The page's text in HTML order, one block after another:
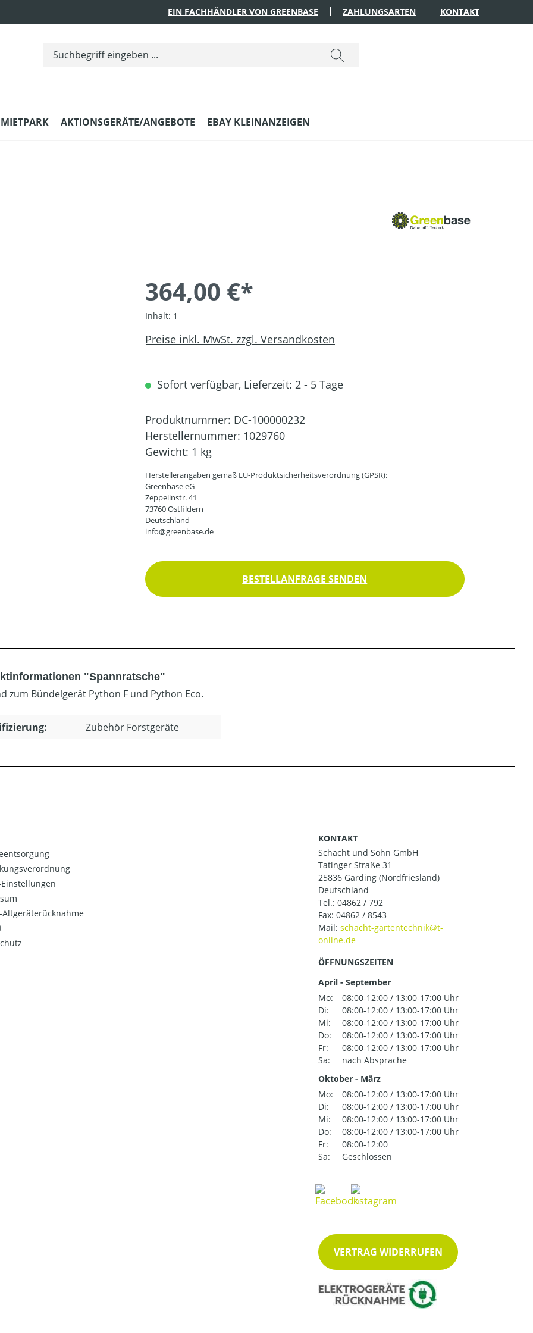
EIN FACHHÄNDLER VON GREENBASE ZAHLUNGSARTEN KONTAKT
MIETPARK AKTIONSGERÄTE/ANGEBOTE EBAY KLEINANZEIGEN
364,00 €*
Inhalt: 1
Preise inkl. MwSt. zzgl. Versandkosten
Sofort verfügbar, Lieferzeit: 2 - 5 Tage
Produktnummer: DC-100000232
Herstellernummer: 1029760
Gewicht: 1 kg
Herstellerangaben gemäß EU-Produktsicherheitsverordnung (GPSR):
Greenbase eG
Zeppelinstr. 41
73760 Ostfildern
Deutschland
info@greenbase.de
BESTELLANFRAGE SENDEN
"Spannratsche"
zum Bündelgerät Python F und Python Eco.
Zubehör Forstgeräte
Einstellungen
Altgeräterücknahme
KONTAKT
Schacht und Sohn GmbH
Tatinger Straße 31
25836 Garding (Nordfriesland)
Deutschland
Tel.: 04862 / 792
Fax: 04862 / 8543
Mail:
ÖFFNUNGSZEITEN
April - September
Mo:
08:00-12:00 / 13:00-17:00 Uhr
Di:
08:00-12:00 / 13:00-17:00 Uhr
Mi:
08:00-12:00 / 13:00-17:00 Uhr
Do:
08:00-12:00 / 13:00-17:00 Uhr
Fr:
08:00-12:00 / 13:00-17:00 Uhr
Sa:
nach Absprache
Oktober - März
Mo:
08:00-12:00 / 13:00-17:00 Uhr
Di:
08:00-12:00 / 13:00-17:00 Uhr
Mi:
08:00-12:00 / 13:00-17:00 Uhr
Do:
08:00-12:00 / 13:00-17:00 Uhr
Fr:
08:00-12:00
Sa:
Geschlossen
VERTRAG WIDERRUFEN